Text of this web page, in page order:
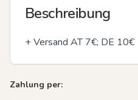
Beschreibung
+ Versand AT 7€; DE 10€
Zahlung per: